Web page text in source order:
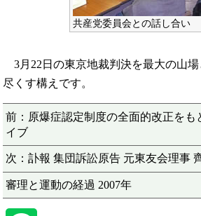
共産党委員会との話し合い
3月22日の東京地裁判決を最大の山
尽くす構えです。
前：原爆症認定制度の全面的改正をも
イブ
次：訃報 集団訴訟原告 元東友会理事
審理と運動の経過 2007年